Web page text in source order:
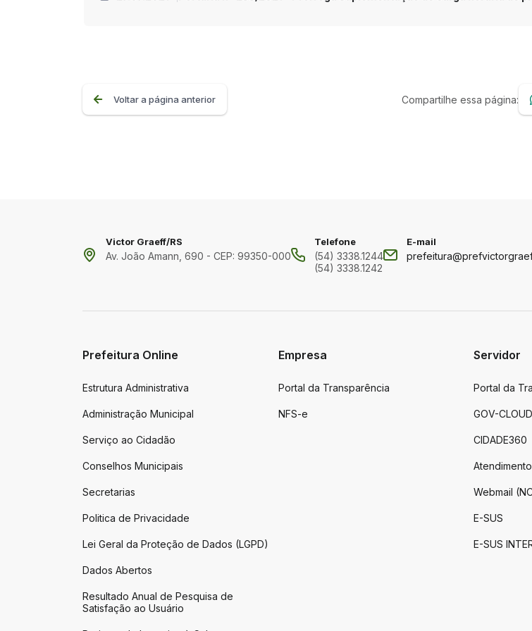
Voltar a página anterior Compartilhe essa página:
Victor Graeff/RS
Av. João Amann, 690 - CEP: 99350-000
Telefone
(54) 3338.1244
(54) 3338.1242
E-mail
Prefeitura Online
Estrutura Administrativa
Administração Municipal
Serviço ao Cidadão
Conselhos Municipais
Secretarias
Politica de Privacidade
Lei Geral da Proteção de Dados (LGPD)
Dados Abertos
Resultado Anual de Pesquisa de
Satisfação ao Usuário
Empresa
Portal da Transparência
NFS-e
Servidor
Portal da
GOV-CLOUD
CIDADE360
Webmail
E-SUS
E-SUS